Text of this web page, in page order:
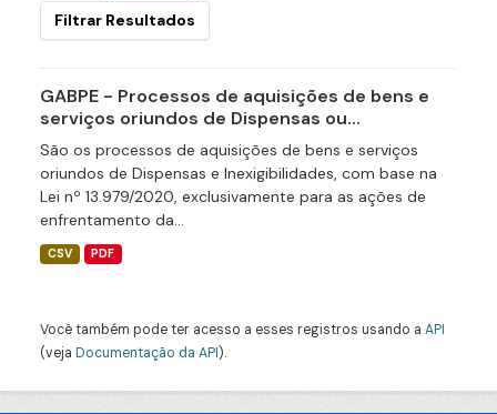
Filtrar Resultados
GABPE - Processos de aquisições de bens e
serviços oriundos de Dispensas ou...
São os processos de aquisições de bens e serviços
oriundos de Dispensas e Inexigibilidades, com base na
Lei nº 13.979/2020, exclusivamente para as ações de
enfrentamento da...
CSV PDF
Você também pode ter acesso a esses registros usando a API
(veja Documentação da API).